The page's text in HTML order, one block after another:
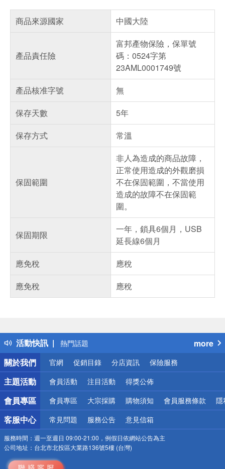
商品來源國家 中國大陸
產品責任險
富邦產物保險，保單號
碼：0524字第
23AML0001749號
產品核准字號
無
保存天數
5年
保存方式
常溫
保固範圍
非人為造成的商品故障，
正常使用造成的外觀磨損
不在保固範圍，不當使用
造成的故障不在保固範
圍。
保固期限
一年，鎖具6個月，USB
延長線6個月
應免稅
應稅
應免稅
應稅
活動快訊
熱門話題
銀行優惠
偏遠地區配送
詐騙網頁！請小心！
more
關於我們
官網 促銷目錄 分店資訊 保險服務
主題活動 會員活動 注目活動 得獎公佈
會員專區 會員專區 大宗採購 購物須知 會員服務條款 隱
客服中心 常見問題 服務公告 意見信箱
服務時間： 週一至週日 09:00-21:00，例假日依網站公告為主
公司地址： 台北市北投區大業路136號5樓 (台灣)